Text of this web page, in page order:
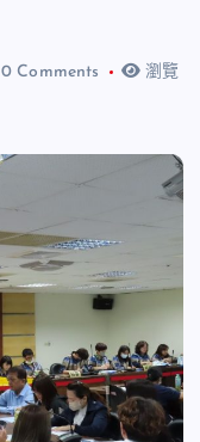
0 Comments
瀏覽